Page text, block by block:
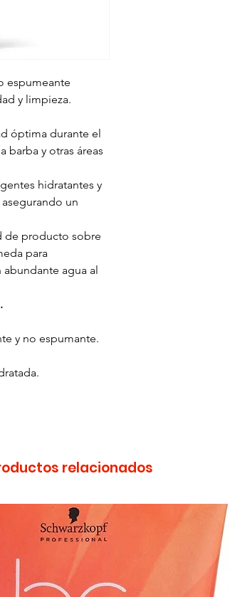
espumeante
y limpieza.
óptima durante el
y otras áreas
hidratantes y
asegurando un
de producto sobre
para
agua al
y no espumante.
relacionados